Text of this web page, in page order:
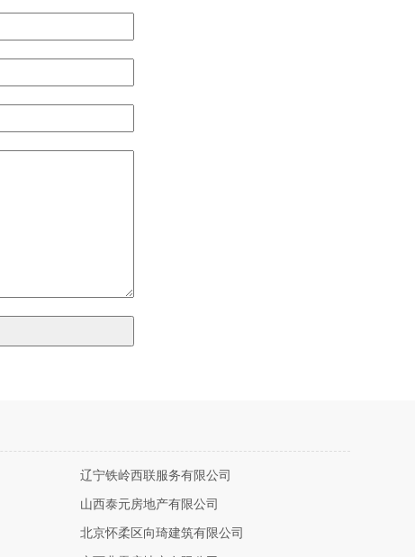
辽宁铁岭西联服务有限公司
山西泰元房地产有限公司
北京怀柔区向琦建筑有限公司